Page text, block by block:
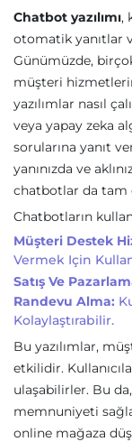
Chatbot yazılımı,
otomatik yanıtlar
Günümüzde,
müşteri
yazılımlar nasıl
veya yapay zeka
sorularına yanıt
yanınızda ve
chatbotlar da tam
Chatbotların
Müşteri Destek
Vermek Için
Satış Ve
Randevu Alma:
Kolaylaştırabilir.
Bu yazılımlar,
etkilidir.
ulaşabilirler. Bu
memnuniyeti
online mağaza